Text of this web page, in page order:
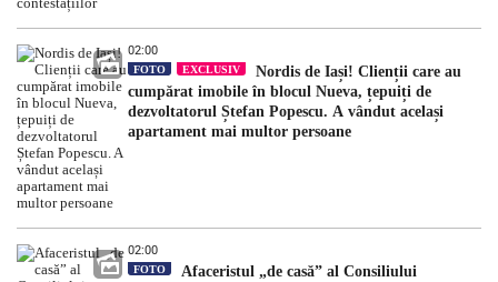
02:00
FOTO EXCLUSIV
Nordis de Iași! Clienții care au
cumpărat imobile în blocul Nueva, țepuiți de
dezvoltatorul Ștefan Popescu. A vândut același
apartament mai multor persoane
02:00
FOTO
Afaceristul „de casă” al Consiliului